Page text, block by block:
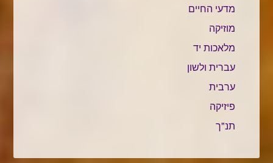
מדעי החיים
מוזיקה
מלאכות יד
עברית ולשון
ערבית
פיזיקה
תנ"ך